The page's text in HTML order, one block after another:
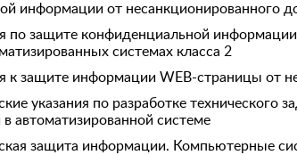
информации от несанкционированного
по защите конфиденциальной
системах класса 2
защите информации WEB-страницы от
указания по разработке технического
автоматизированной системе
защита информации. Компьютерные